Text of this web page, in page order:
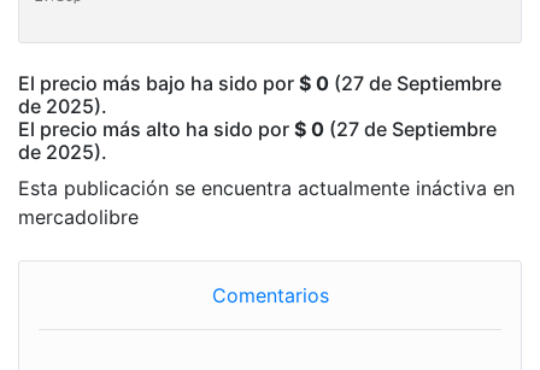
El precio más bajo ha sido por $ 0 (27 de Septiembre
de 2025).
El precio más alto ha sido por $ 0 (27 de Septiembre
de 2025).
Esta publicación se encuentra actualmente ináctiva en
mercadolibre
Comentarios